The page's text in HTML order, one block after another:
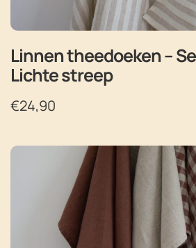
Linnen theedoeken –
Lichte streep
€24,90